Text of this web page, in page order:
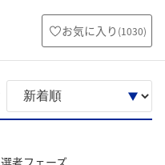
お気に入り (1030)
選考フェーズ